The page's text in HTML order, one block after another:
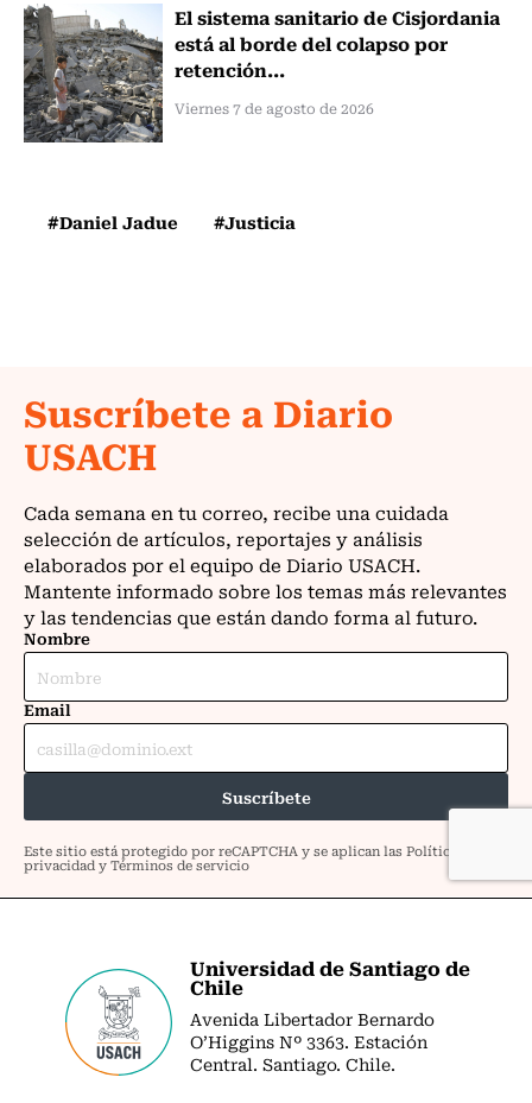
El sistema sanitario de Cisjordania
está al borde del colapso por
retención...
Viernes 7 de agosto de 2026
#Daniel Jadue #Justicia
Universidad de Santiago de
Chile
Avenida Libertador Bernardo
O’Higgins Nº 3363. Estación
Central. Santiago. Chile.